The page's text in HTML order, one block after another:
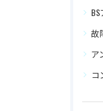
故
ア
コ